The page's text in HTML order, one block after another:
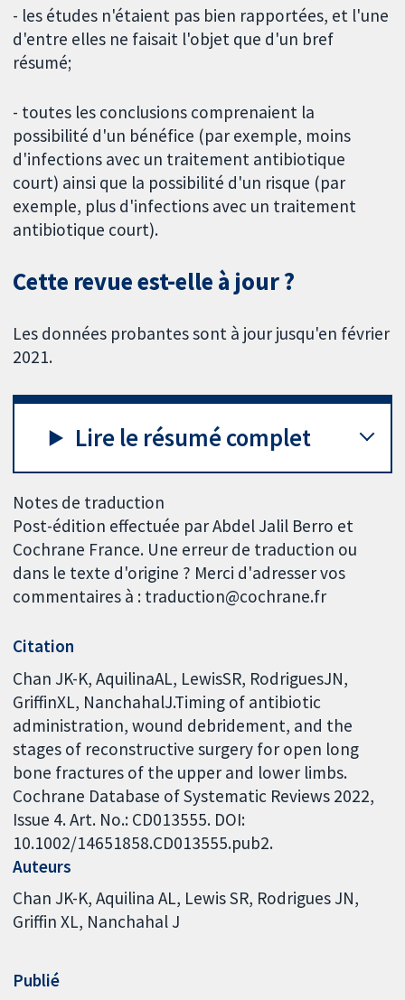
- les études n'étaient pas bien rapportées, et l'une
d'entre elles ne faisait l'objet que d'un bref
résumé;
- toutes les conclusions comprenaient la
possibilité d'un bénéfice (par exemple, moins
d'infections avec un traitement antibiotique
court) ainsi que la possibilité d'un risque (par
exemple, plus d'infections avec un traitement
antibiotique court).
Cette revue est-elle à jour ?
Les données probantes sont à jour jusqu'en février
2021.
Lire le résumé complet
Notes de traduction
Post-édition effectuée par Abdel Jalil Berro et
Cochrane France. Une erreur de traduction ou
dans le texte d'origine ? Merci d'adresser vos
commentaires à : traduction@cochrane.fr
Citation
Chan JK-K, AquilinaAL, LewisSR, RodriguesJN,
GriffinXL, NanchahalJ.Timing of antibiotic
administration, wound debridement, and the
stages of reconstructive surgery for open long
bone fractures of the upper and lower limbs.
Cochrane Database of Systematic Reviews 2022,
Issue 4. Art. No.: CD013555. DOI:
10.1002/14651858.CD013555.pub2.
Auteurs
Chan JK-K Aquilina AL Lewis SR Rodrigues JN
Griffin XL Nanchahal J
Publié